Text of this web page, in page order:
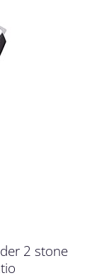
2 stone